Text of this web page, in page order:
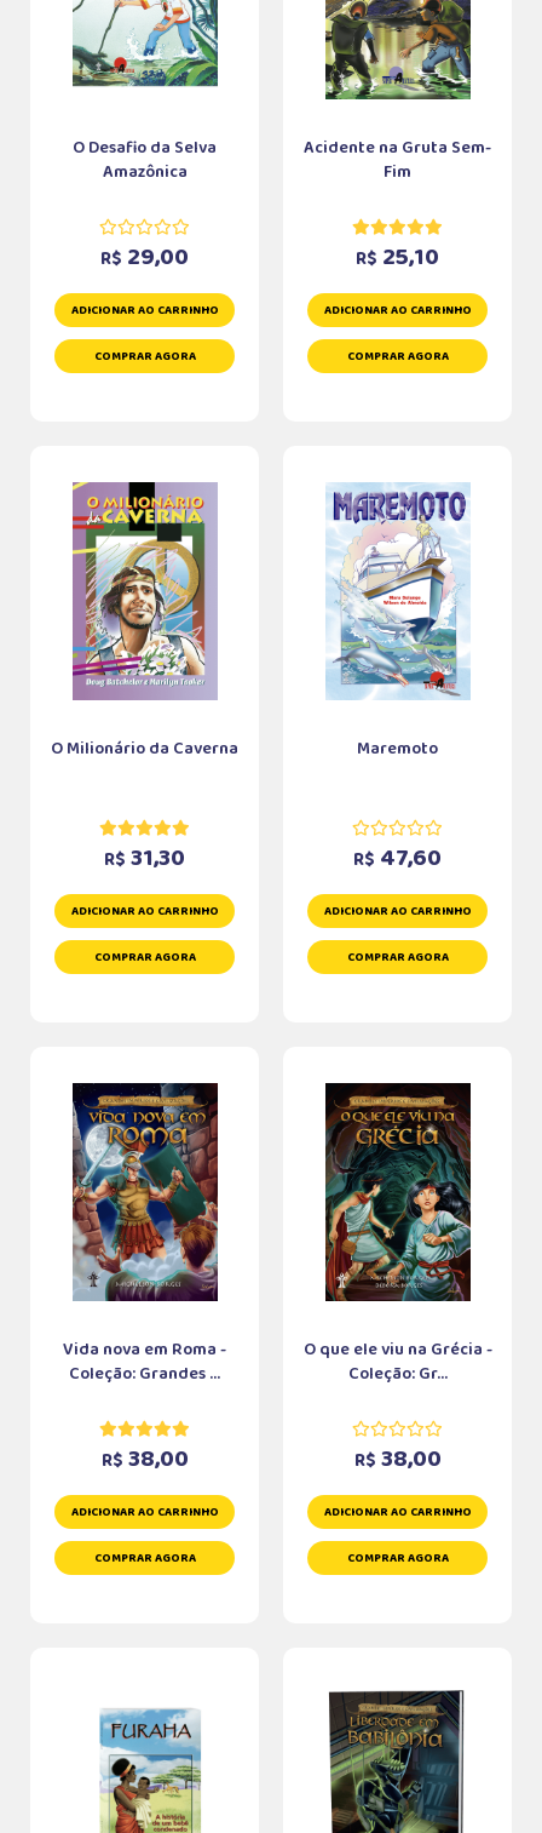
O Desafio da Selva
Amazônica
R$ 29,00
ADICIONAR AO CARRINHO
COMPRAR AGORA
Acidente na Gruta Sem-
Fim
R$ 25,10
ADICIONAR AO CARRINHO
COMPRAR AGORA
O Milionário da Caverna
R$ 31,30
ADICIONAR AO CARRINHO
COMPRAR AGORA
Maremoto
R$ 47,60
ADICIONAR AO CARRINHO
COMPRAR AGORA
Vida nova em Roma -
Coleção: Grandes ...
R$ 38,00
ADICIONAR AO CARRINHO
COMPRAR AGORA
O que ele viu na Grécia -
Coleção: Gr...
R$ 38,00
ADICIONAR AO CARRINHO
COMPRAR AGORA